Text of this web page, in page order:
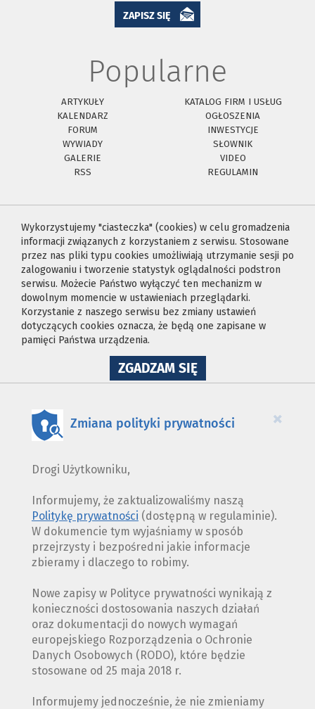
ZAPISZ SIĘ
Popularne
ARTYKUŁY
KATALOG FIRM I USŁUG
KALENDARZ
OGŁOSZENIA
FORUM
INWESTYCJE
WYWIADY
SŁOWNIK
GALERIE
VIDEO
RSS
REGULAMIN
Wykorzystujemy "ciasteczka" (cookies) w celu gromadzenia
informacji związanych z korzystaniem z serwisu. Stosowane
przez nas pliki typu cookies umożliwiają utrzymanie sesji po
zalogowaniu i tworzenie statystyk oglądalności podstron
serwisu. Możecie Państwo wyłączyć ten mechanizm w
dowolnym momencie w ustawieniach przeglądarki.
Korzystanie z naszego serwisu bez zmiany ustawień
dotyczących cookies oznacza, że będą one zapisane w
pamięci Państwa urządzenia.
ZGADZAM SIĘNA
WYKORZYSTANIE
×
Zmiana polityki prywatności
Drogi Użytkowniku,
Informujemy, że zaktualizowaliśmy naszą
Politykę prywatności (dostępną w regulaminie).
W dokumencie tym wyjaśniamy w sposób
przejrzysty i bezpośredni jakie informacje
zbieramy i dlaczego to robimy.
Nowe zapisy w Polityce prywatności wynikają z
konieczności dostosowania naszych działań
oraz dokumentacji do nowych wymagań
europejskiego Rozporządzenia o Ochronie
Danych Osobowych (RODO), które będzie
stosowane od 25 maja 2018 r.
Informujemy jednocześnie, że nie zmieniamy